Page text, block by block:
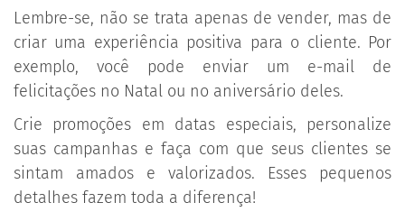
Lembre-se, não se trata apenas de vender, mas de
criar uma experiência positiva para o cliente. Por
exemplo, você pode enviar um e-mail de
felicitações no Natal ou no aniversário deles.
Crie promoções em datas especiais, personalize
suas campanhas e faça com que seus clientes se
sintam amados e valorizados. Esses pequenos
detalhes fazem toda a diferença!